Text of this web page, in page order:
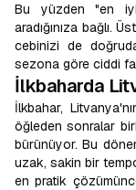
Bu yüzden "en
aradığınıza bağlı.
cebinizi de
sezona göre ciddi
İlkbaharda
İlkbahar,
öğleden sonralar
bürünüyor. Bu
uzak, sakin bir
en pratik